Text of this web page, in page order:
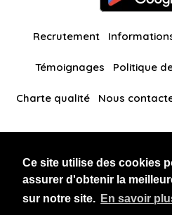
Ce site utilise des cookies
assurer d'obtenir la
sur notre site. En savoir
Recrutement
Témoignages Politique
Charte qualité Nous
BlackAndBeauties
Copyright 2026